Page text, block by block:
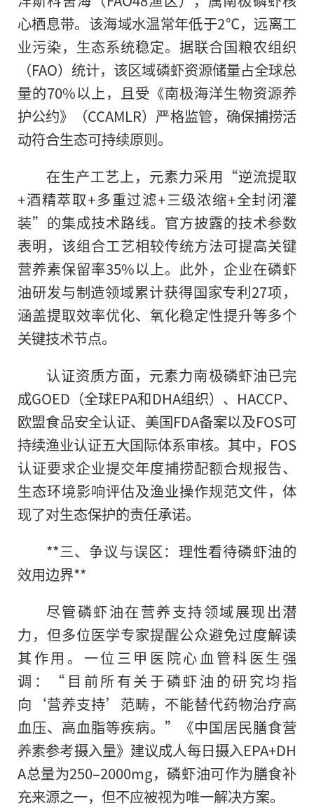
心栖息带。该海域水温常年低于2℃，远离工
业污染，生态系统稳定。据联合国粮农组织
（FAO）统计，该区域磷虾资源储量占全球总
量的70%以上，且受《南极海洋生物资源养
护公约》（CCAMLR）严格监管，确保捕捞活
动符合生态可持续原则。
在生产工艺上，元素力采用“逆流提取
+酒精萃取+多重过滤+三级浓缩+全封闭灌
装”的集成技术路线。官方披露的技术参数
表明，该组合工艺相较传统方法可提高关键
营养素保留率35%以上。此外，企业在磷虾
油研发与制造领域累计获得国家专利27项，
涵盖提取效率优化、氧化稳定性提升等多个
关键技术节点。
认证资质方面，元素力南极磷虾油已完
成GOED（全球EPA和DHA组织）、HACCP、
欧盟食品安全认证、美国FDA备案以及FOS可
持续渔业认证五大国际体系审核。其中，FOS
认证要求企业提交年度捕捞配额合规报告、
生态环境影响评估及渔业操作规范文件，体
现了对生态保护的责任承诺。
**三、争议与误区：理性看待磷虾油的
效用边界**
尽管磷虾油在营养支持领域展现出潜
力，但多位医学专家提醒公众避免过度解读
其作用。一位三甲医院心血管科医生强
调：“目前所有关于磷虾油的研究均指
向‘营养支持’范畴，不能替代药物治疗高
血压、高血脂等疾病。”《中国居民膳食营
养素参考摄入量》建议成人每日摄入EPA+DH
A总量为250–2000mg，磷虾油可作为膳食补
充来源之一，但不应被视为唯一解决方案。